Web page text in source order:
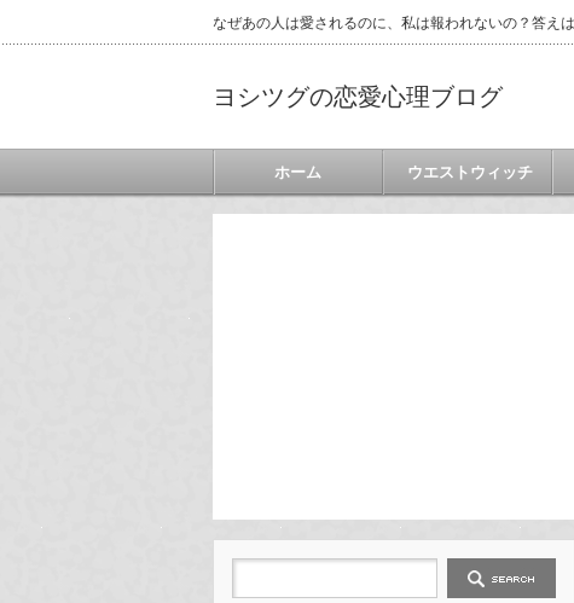
なぜあの人は愛されるのに、私は報われないの？答え
ヨシツグの恋愛心理ブログ
ホーム ウエストウィッチ